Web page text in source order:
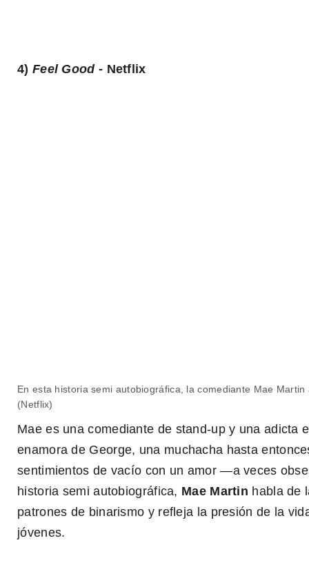
4) Feel Good- Netflix
Feel Good
En esta historia semi autobiográfica, la comediante Mae
(Netflix)
Mae es una comediante de stand-up y una adicta
enamora de George, una muchacha hasta
sentimientos de vacío con un amor —a veces
historia semi autobiográfica, Mae Martin habla de
patrones de binarismo y refleja la presión de la
jóvenes.